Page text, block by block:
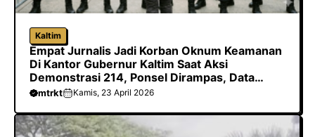
Kaltim
Empat Jurnalis Jadi Korban Oknum Keamanan
Di Kantor Gubernur Kaltim Saat Aksi
Demonstrasi 214, Ponsel Dirampas, Data
Dihapus Hingga Dilarang Meliput
mtrkt Kamis, 23 April 2026